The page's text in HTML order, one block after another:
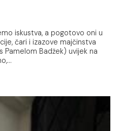
iskustva, a pogotovo oni u
čari i izazove majčinstva
Badžek) uvijek na